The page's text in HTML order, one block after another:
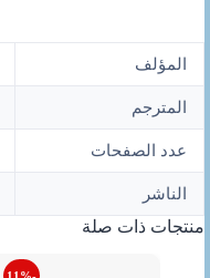
المؤلف
المترجم
عدد الصفحات
الناشر
منتجات ذات صلة